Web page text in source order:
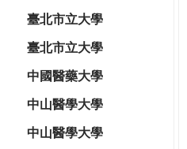
臺北市立大學
臺北市立大學
中國醫藥大學
中山醫學大學
中山醫學大學